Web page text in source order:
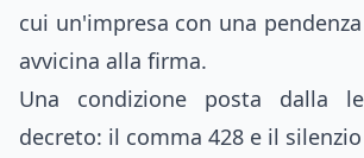
cui un'impresa con una
avvicina alla firma.
Una condizione posta dalla
decreto: il comma 428 e il silenzio